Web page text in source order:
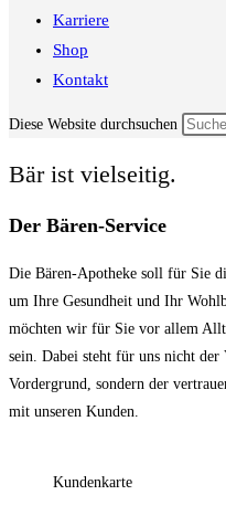
Karriere
Shop
Kontakt
Diese Website durchsuchen
Bär ist vielseitig.
Der Bären-Service
Die Bären-Apotheke soll für Sie
um Ihre Gesundheit und Ihr
möchten wir für Sie vor allem
sein. Dabei steht für uns nicht
Vordergrund, sondern der
mit unseren Kunden.
Kundenkarte